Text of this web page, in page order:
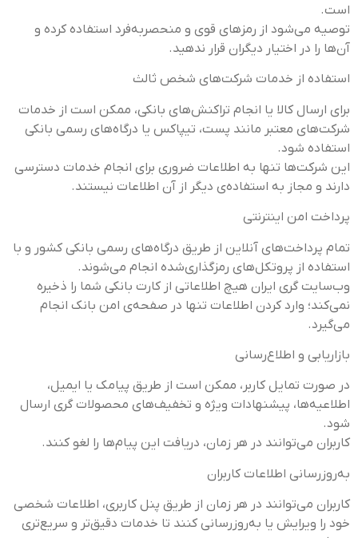
است.
توصیه می‌شود از رمزهای قوی و منحصربه‌فرد استفاده کرده و
آن‌ها را در اختیار دیگران قرار ندهید.
استفاده از خدمات شرکت‌های شخص ثالث
برای ارسال کالا یا انجام تراکنش‌های بانکی، ممکن است از خدمات
شرکت‌های معتبر مانند پست، تیپاکس یا درگاه‌های رسمی بانکی
استفاده شود.
این شرکت‌ها تنها به اطلاعات ضروری برای انجام خدمات دسترسی
دارند و مجاز به استفاده‌ی دیگر از آن اطلاعات نیستند.
پرداخت امن اینترنتی
تمام پرداخت‌های آنلاین از طریق درگاه‌های رسمی بانکی کشور و با
استفاده از پروتکل‌های رمزگذاری‌شده انجام می‌شوند.
وب‌سایت گری ایران هیچ اطلاعاتی از کارت بانکی شما را ذخیره
نمی‌کند؛ وارد کردن اطلاعات تنها در صفحه‌ی امن بانک انجام
می‌گیرد.
بازاریابی و اطلاع‌رسانی
در صورت تمایل کاربر، ممکن است از طریق پیامک یا ایمیل،
اطلاعیه‌ها، پیشنهادات ویژه و تخفیف‌های محصولات گری ارسال
شود.
کاربران می‌توانند در هر زمان، دریافت این پیام‌ها را لغو کنند.
به‌روزرسانی اطلاعات کاربران
کاربران می‌توانند در هر زمان از طریق پنل کاربری، اطلاعات شخصی
خود را ویرایش یا به‌روزرسانی کنند تا خدمات دقیق‌تر و سریع‌تری